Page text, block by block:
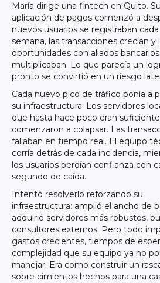
María dirige una fintech en Quito. Su
aplicación de pagos comenzó a
nuevos usuarios se registraban cada
semana, las transacciones crecían y
oportunidades con aliados
multiplicaban. Lo que parecía un
pronto se convirtió en un riesgo
Cada nuevo pico de tráfico ponía a
su infraestructura. Los servidores
que hasta hace poco eran
comenzaron a colapsar. Las
fallaban en tiempo real. El equipo
corría detrás de cada incidencia,
los usuarios perdían confianza con
segundo de caída.
Intentó resolverlo reforzando su
infraestructura: amplió el ancho de
adquirió servidores más robustos,
consultores externos. Pero todo
gastos crecientes, tiempos de
complejidad que su equipo ya no
manejar. Era como construir un
sobre cimientos hechos para una